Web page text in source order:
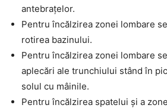
antebrațelor.
Pentru încălzirea zonei lombare
rotirea bazinului.
Pentru încălzirea zonei lombare
aplecări ale trunchiului stând în
solul cu mâinile.
Pentru încălzirea spatelui și a